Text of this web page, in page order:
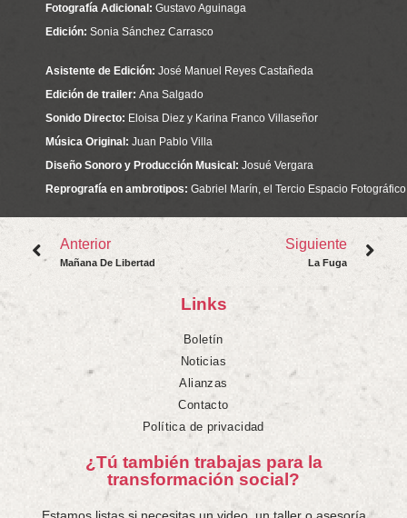
Fotografía Adicional: Gustavo Aguinaga
Edición: Sonia Sánchez Carrasco
Asistente de Edición: José Manuel Reyes Castañeda
Edición de trailer: Ana Salgado
Sonido Directo: Eloisa Diez y Karina Franco Villaseñor
Música Original: Juan Pablo Villa
Diseño Sonoro y Producción Musical: Josué Vergara
Reprografía en ambrotipos: Gabriel Marín, el Tercio Espacio Fotográfico
Anterior
Mañana De Libertad
Siguiente
La Fuga
Links
Boletín
Noticias
Alianzas
Contacto
Política de privacidad
¿Tú también trabajas para la
transformación social?